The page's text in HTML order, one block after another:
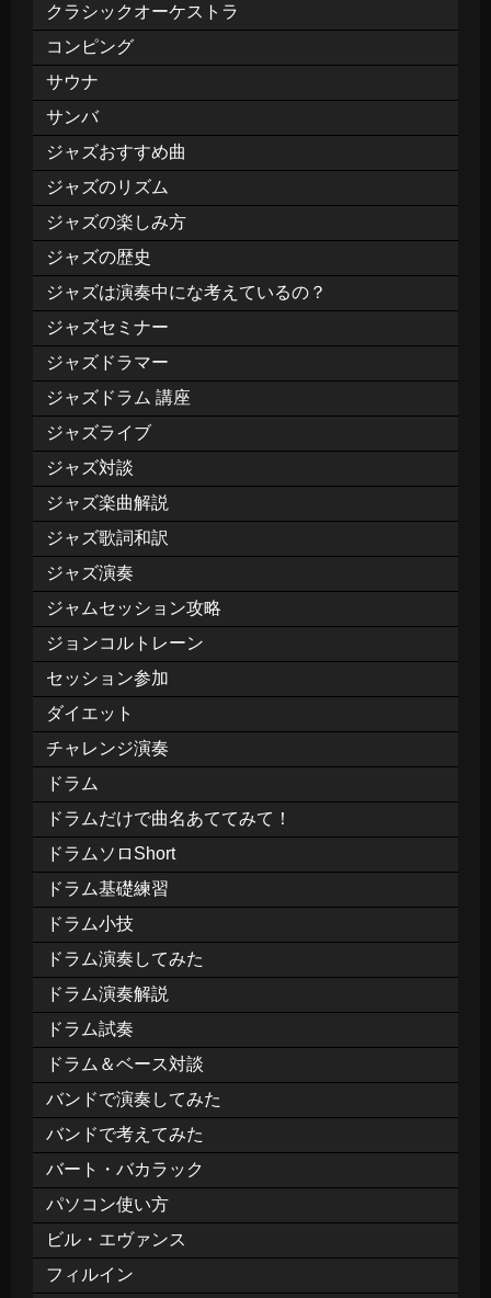
クラシックオーケストラ
コンピング
サウナ
サンバ
ジャズおすすめ曲
ジャズのリズム
ジャズの楽しみ方
ジャズの歴史
ジャズは演奏中にな考えているの？
ジャズセミナー
ジャズドラマー
ジャズドラム 講座
ジャズライブ
ジャズ対談
ジャズ楽曲解説
ジャズ歌詞和訳
ジャズ演奏
ジャムセッション攻略
ジョンコルトレーン
セッション参加
ダイエット
チャレンジ演奏
ドラム
ドラムだけで曲名あててみて！
ドラムソロShort
ドラム基礎練習
ドラム小技
ドラム演奏してみた
ドラム演奏解説
ドラム試奏
ドラム＆ベース対談
バンドで演奏してみた
バンドで考えてみた
バート・バカラック
パソコン使い方
ビル・エヴァンス
フィルイン